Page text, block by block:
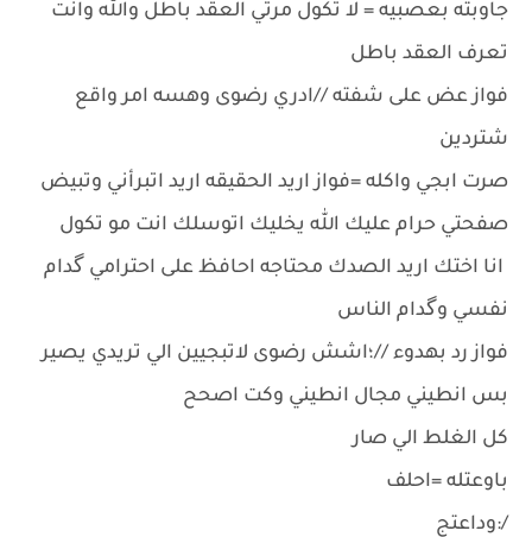
جاوبته بعصبيه = لا تكول مرتي العقد باطل والله وانت
تعرف العقد باطل
فواز عض على شفته //ادري رضوى وهسه امر واقع
شتردين
صرت ابجي واكله =فواز اريد الحقيقه اريد اتبرأني وتبيض
صفحتي حرام عليك الله يخليك اتوسلك انت مو تكول
انا اختك اريد الصدك محتاجه احافظ على احترامي گدام
نفسي وگدام الناس
فواز رد بهدوء //؛اشش رضوى لاتبجيين الي تريدي يصير
بس انطيني مجال انطيني وكت اصحح
كل الغلط الي صار
باوعتله =احلف
/:وداعتج